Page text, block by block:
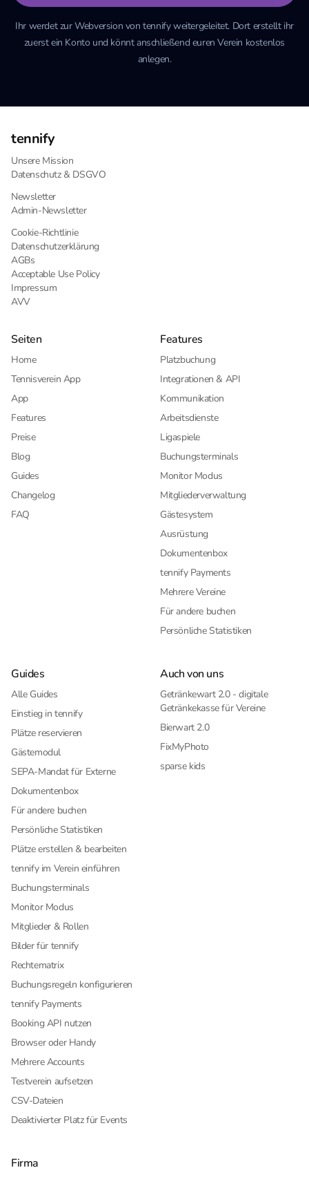
Ihr werdet zur Webversion von tennify weitergeleitet. Dort erstellt ihr
zuerst ein Konto und könnt anschließend euren Verein kostenlos
anlegen.
tennify
Unsere Mission
Datenschutz & DSGVO
Newsletter
Admin-Newsletter
Cookie-Richtlinie
Datenschutzerklärung
AGBs
Acceptable Use Policy
Impressum
AVV
Seiten
Home
Tennisverein App
App
Features
Preise
Blog
Guides
Changelog
FAQ
Features
Platzbuchung
Integrationen & API
Kommunikation
Arbeitsdienste
Ligaspiele
Buchungsterminals
Monitor Modus
Mitgliederverwaltung
Gästesystem
Ausrüstung
Dokumentenbox
tennify Payments
Mehrere Vereine
Für andere buchen
Persönliche Statistiken
Guides
Alle Guides
Einstieg in tennify
Plätze reservieren
Gästemodul
SEPA-Mandat für Externe
Dokumentenbox
Für andere buchen
Persönliche Statistiken
Plätze erstellen & bearbeiten
tennify im Verein einführen
Buchungsterminals
Monitor Modus
Mitglieder & Rollen
Bilder für tennify
Rechtematrix
Buchungsregeln konfigurieren
tennify Payments
Booking API nutzen
Browser oder Handy
Mehrere Accounts
Testverein aufsetzen
CSV-Dateien
Deaktivierter Platz für Events
Auch von uns
Getränkewart 2.0 - digitale
Getränkekasse für Vereine
Bierwart 2.0
FixMyPhoto
sparse kids
Firma